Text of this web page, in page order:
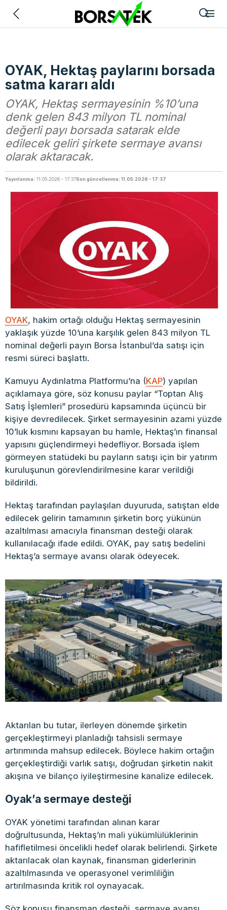
OYAK, Hektaş paylarını borsada
satma kararı aldı
OYAK, Hektaş sermayesinin %10’una
denk gelen 843 milyon TL nominal
değerli payı borsada satarak elde
edilecek geliri şirkete sermaye avansı
olarak aktaracak.
Yayınlanma: 11.05.2026 - 17:37Son güncellenme: 11.05.2026 - 17:37
OYAK, hakim ortağı olduğu Hektaş sermayesinin
yaklaşık yüzde 10’una karşılık gelen 843 milyon TL
nominal değerli payın Borsa İstanbul’da satışı için
resmi süreci başlattı.
Kamuyu Aydınlatma Platformu’na (KAP) yapılan
açıklamaya göre, söz konusu paylar “Toptan Alış
Satış İşlemleri” prosedürü kapsamında üçüncü bir
kişiye devredilecek. Şirket sermayesinin azami yüzde
10’luk kısmını kapsayan bu hamle, Hektaş’ın finansal
yapısını güçlendirmeyi hedefliyor. Borsada işlem
görmeyen statüdeki bu payların satışı için bir yatırım
kuruluşunun görevlendirilmesine karar verildiği
bildirildi.
Hektaş tarafından paylaşılan duyuruda, satıştan elde
edilecek gelirin tamamının şirketin borç yükünün
azaltılması amacıyla finansman desteği olarak
kullanılacağı ifade edildi. OYAK, pay satış bedelini
Hektaş’a sermaye avansı olarak ödeyecek.
Aktarılan bu tutar, ilerleyen dönemde şirketin
gerçekleştirmeyi planladığı tahsisli sermaye
artırımında mahsup edilecek. Böylece hakim ortağın
gerçekleştirdiği varlık satışı, doğrudan şirketin nakit
akışına ve bilanço iyileştirmesine kanalize edilecek.
Oyak’a sermaye desteği
OYAK yönetimi tarafından alınan karar
doğrultusunda, Hektaş’ın mali yükümlülüklerinin
hafifletilmesi öncelikli hedef olarak belirlendi. Şirkete
aktarılacak olan kaynak, finansman giderlerinin
azaltılmasında ve operasyonel verimliliğin
artırılmasında kritik rol oynayacak.